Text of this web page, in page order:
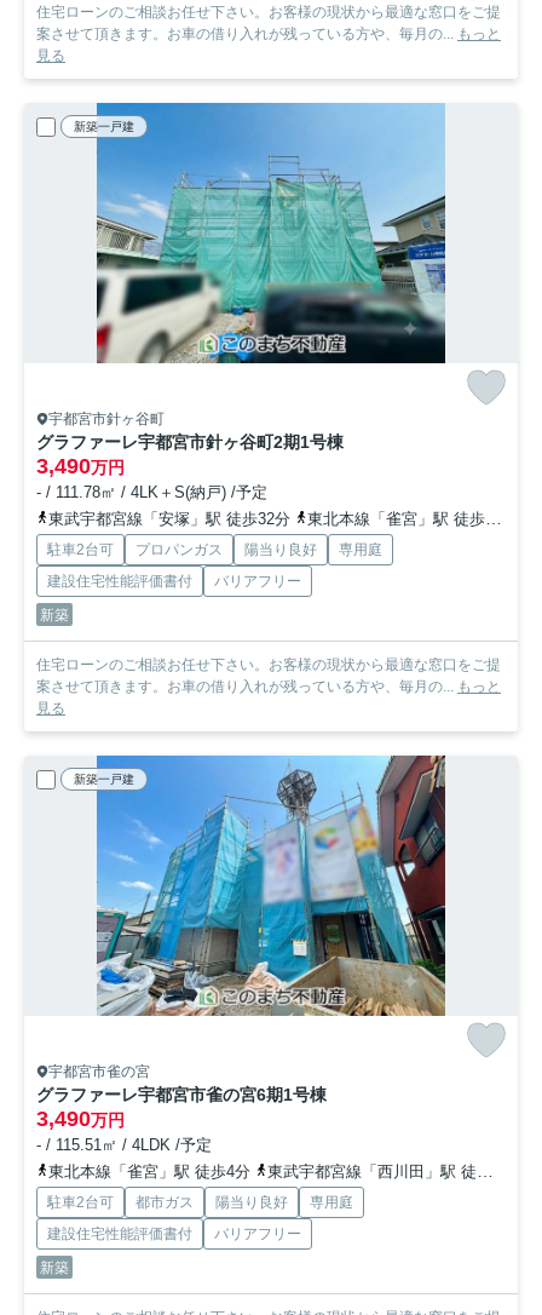
住宅ローンのご相談お任せ下さい。お客様の現状から最適な窓口をご提
案させて頂きます。お車の借り入れが残っている方や、毎月の... もっと
見る
新築一戸建
宇都宮市針ヶ谷町
グラファーレ宇都宮市針ヶ谷町2期1号棟
3,490万円
- / 111.78㎡ / 4LK＋S(納戸) /予定
東武宇都宮線「安塚」駅 徒歩32分
東北本線「雀宮」駅 徒歩30分
駐車2台可 プロパンガス 陽当り良好
専用庭
建設住宅性能評価書付
バリアフリー
新築
住宅ローンのご相談お任せ下さい。お客様の現状から最適な窓口をご提
案させて頂きます。お車の借り入れが残っている方や、毎月の... もっと
見る
新築一戸建
宇都宮市雀の宮
グラファーレ宇都宮市雀の宮6期1号棟
3,490万円
- / 115.51㎡ / 4LDK /予定
東北本線「雀宮」駅 徒歩4分
東武宇都宮線「西川田」駅 徒歩44分
駐車2台可 都市ガス 陽当り良好
専用庭
建設住宅性能評価書付
バリアフリー
新築